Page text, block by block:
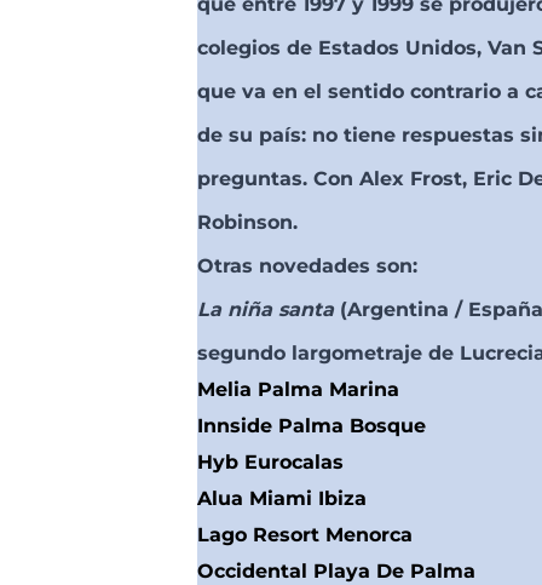
colegios de Estados Unidos, Van
que va en el sentido contrario a
de su país: no tiene respuestas
preguntas. Con Alex Frost, Eric
Robinson.
Otras novedades son:
La niña santa (Argentina /
segundo largometraje de
Melia Palma Marina
Innside Palma Bosque
Hyb Eurocalas
Alua Miami Ibiza
Lago Resort Menorca
Occidental Playa De Palma